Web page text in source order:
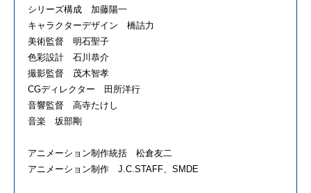
シリーズ構成 加藤陽一
キャラクターデザイン 橋詰力
美術監督 明石聖子
色彩設計 石川恭介
撮影監督 茂木智孝
CGディレクター 田所洋行
音響監督 高寺たけし
音楽 坂部剛
アニメーション制作統括 松倉友二
アニメーション制作 J.C.STAFF、SMDE